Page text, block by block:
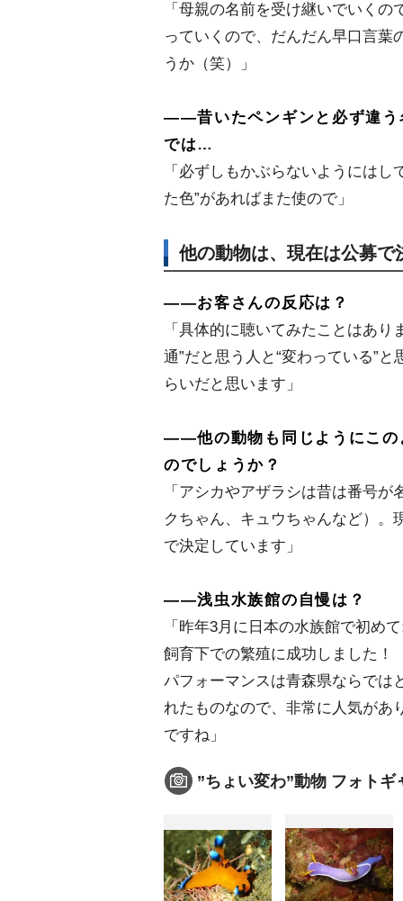
「母親の名前を受け継いでいくの
っていくので、だんだん早口言葉
うか（笑）」
――昔いたペンギンと必ず違う
では…
「必ずしもかぶらないようには
た色”があればまた使ので」
他の動物は、現在は公募
――お客さんの反応は？
「具体的に聴いてみたことはあり
通”だと思う人と“変わっている”と
らいだと思います」
――他の動物も同じようにこの
のでしょうか？
「アシカやアザラシは昔は番号が
クちゃん、キュウちゃんなど）。
で決定しています」
――浅虫水族館の自慢は？
「昨年3月に日本の水族館で初め
飼育下での繁殖に成功しました
パフォーマンスは青森県ならでは
れたものなので、非常に人気があ
ですね」
”ちょい変わ”動物 フォトギ